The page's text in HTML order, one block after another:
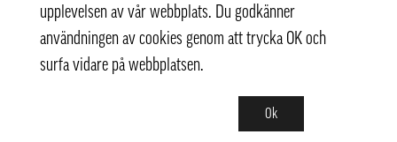
upplevelsen av vår webbplats. Du godkänner
användningen av cookies genom att trycka OK och
surfa vidare på webbplatsen.
Ok